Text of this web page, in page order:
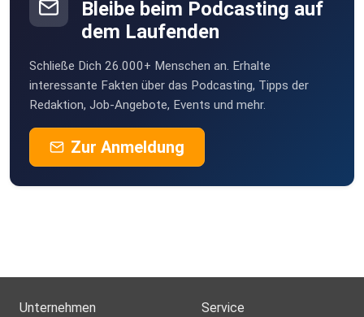
Bleibe beim Podcasting auf
dem Laufenden
Schließe Dich 26.000+ Menschen an. Erhalte
interessante Fakten über das Podcasting, Tipps der
Redaktion, Job-Angebote, Events und mehr.
Zur Anmeldung
Unternehmen Service